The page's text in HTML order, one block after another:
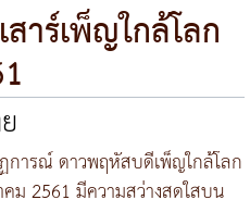
าร์เพ็ญใกล้โลก
ารณ์ ดาวพฤหัสบดีเพ็ญใกล้โลก